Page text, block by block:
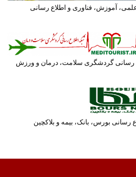
علمی، آموزش، فناوری و اطلاع رسانی
رسانی گردشگری سلامت، درمان و ورزش
رسانی بورس، بانک، بیمه و بلاکچین